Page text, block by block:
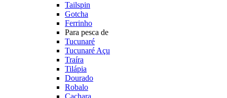
Tailspin
Gotcha
Ferrinho
Para pesca de
Tucunaré
Tucunaré Açu
Traíra
Tilápia
Dourado
Robalo
Cachara